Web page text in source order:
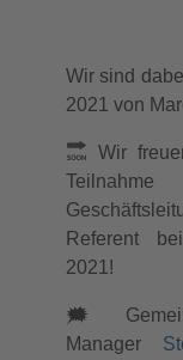
Wir sind
2021 von
Wir
Referent
2021!
🗯
Manager